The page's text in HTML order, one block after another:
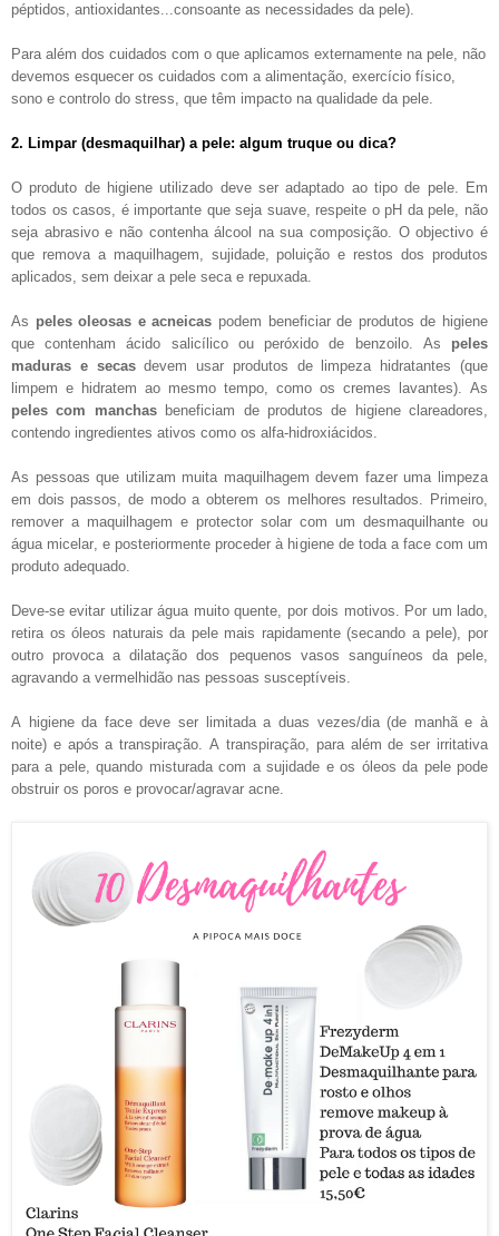
péptidos, antioxidantes...consoante as necessidades da pele).
Para além dos cuidados com o que aplicamos externamente na pele, não
devemos esquecer os cuidados com a alimentação, exercício físico,
sono e controlo do stress, que têm impacto na qualidade da pele.
2. Limpar (desmaquilhar) a pele: algum truque ou dica?
O produto de higiene utilizado deve ser adaptado ao tipo de pele. Em
todos os casos, é importante que seja suave, respeite o pH da pele, não
seja abrasivo e não contenha álcool na sua composição. O objectivo é
que remova a maquilhagem, sujidade, poluição e restos dos produtos
aplicados, sem deixar a pele seca e repuxada.
As peles oleosas e acneicas podem beneficiar de produtos de higiene
que contenham ácido salicílico ou peróxido de benzoilo. As peles
maduras e secasdevem usar produtos de limpeza hidratantes (que
limpem e hidratem ao mesmo tempo, como os cremes lavantes). As
peles com manchasbeneficiam de produtos de higiene clareadores,
contendo ingredientes ativos como os alfa-hidroxiácidos.
As pessoas que utilizam muita maquilhagem devem fazer uma limpeza
em dois passos, de modo a obterem os melhores resultados. Primeiro,
remover a maquilhagem e protector solar com um desmaquilhante ou
água micelar, e posteriormente proceder à higiene de toda a face com um
produto adequado.
Deve-se evitar utilizar água muito quente, por dois motivos. Por um lado,
retira os óleos naturais da pele mais rapidamente (secando a pele), por
outro provoca a dilatação dos pequenos vasos sanguíneos da pele,
agravando a vermelhidão nas pessoas susceptíveis.
A higiene da face deve ser limitada a duas vezes/dia (de manhã e à
noite) e após a transpiração. A transpiração, para além de ser irritativa
para a pele, quando misturada com a sujidade e os óleos da pele pode
obstruir os poros e provocar/agravar acne.